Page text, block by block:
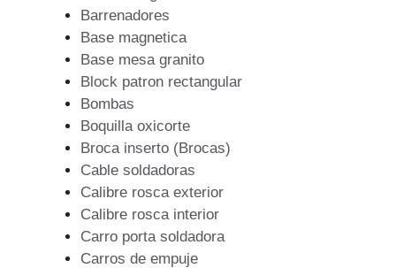
Barrenadores
Base magnetica
Base mesa granito
Block patron rectangular
Bombas
Boquilla oxicorte
Broca inserto (Brocas)
Cable soldadoras
Calibre rosca exterior
Calibre rosca interior
Carro porta soldadora
Carros de empuje